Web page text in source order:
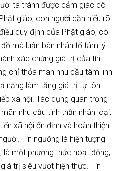
ta tránh được cảm giác cô
giáo, con người cần hiểu rõ
quy định của Phật giáo, có
mà luận bàn nhân tố tâm lý
xác chứng giá trị của tín
chỉ thỏa mãn nhu cầu tâm linh
năng làm tăng giá trị tự tôn
xã hội. Tác dụng quan trọng
nhu cầu tinh thần nhân loại,
xã hội ổn định và hoàn thiện
Tín ngưỡng là hiện tượng
là một phương thức hoạt động,
trị siêu vượt hiện thực. Tín